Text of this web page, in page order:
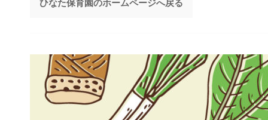
ひなた保育園のホームページへ戻る